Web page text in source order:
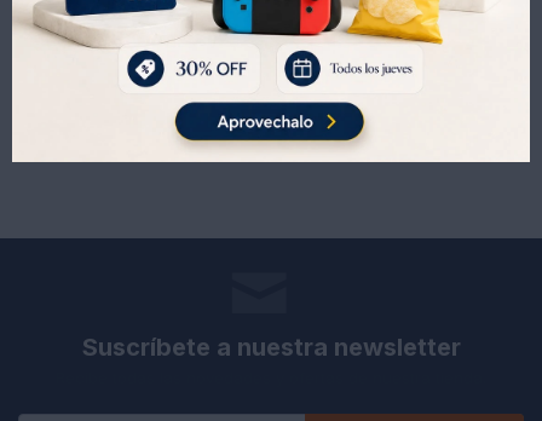
UYU 323
UYU 393
UYU 323
393
Suscríbete a nuestra newsletter